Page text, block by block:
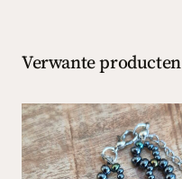
Verwante producten